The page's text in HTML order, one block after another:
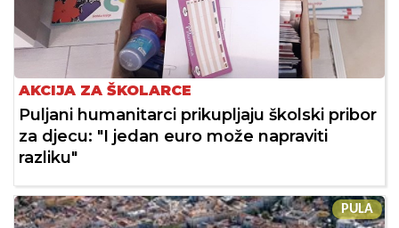
AKCIJA ZA ŠKOLARCE
Puljani humanitarci prikupljaju školski pribor
za djecu: "I jedan euro može napraviti
razliku"
PULA